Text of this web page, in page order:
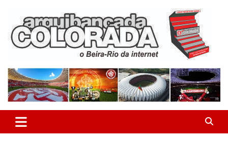
content
Arquibancada Colorada